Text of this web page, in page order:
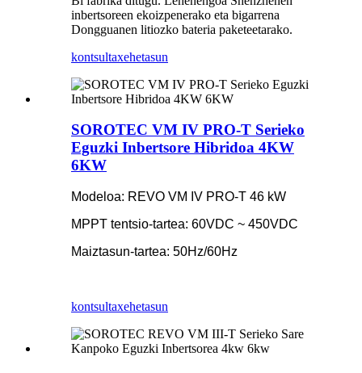
inbertsoreen ekoizpenerako eta bigarrena
Dongguanen litiozko bateria paketeetarako.
kontsultaxehetasun
SOROTEC VM IV PRO-T Serieko
Eguzki Inbertsore Hibridoa 4KW
6KW
Modeloa: REVO VM IV PRO-T 46 kW
MPPT tentsio-tartea: 60VDC ~ 450VDC
Maiztasun-tartea: 50Hz/60Hz
kontsultaxehetasun